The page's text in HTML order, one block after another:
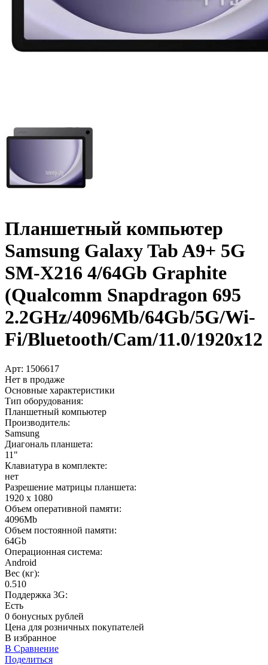
Планшетный компьютер
Samsung Galaxy Tab A9+­ 5G
SM-X216 4/­64Gb Graphite
(Qualcomm Snapdragon 695
2.2GHz/­4096Mb/­64Gb/­5G/­Wi-
Fi/­Bluetooth/­Cam/­11.0/­1920x12
Арт: 1506617
Нет в продаже
Основные характеристики
Тип оборудования:
Планшетный компьютер
Производитель:
Samsung
Диагональ планшета:
11"
Клавиатура в комплекте:
нет
Разрешение матрицы планшета:
1920 x 1080
Объем оперативной памяти:
4096Mb
Объем постоянной памяти:
64Gb
Операционная система:
Android
Вес (кг):
0.510
Поддержка 3G:
Есть
0 бонусных рублей
Цена для розничных покупателей
В избранное
В Сравнение
Поделиться